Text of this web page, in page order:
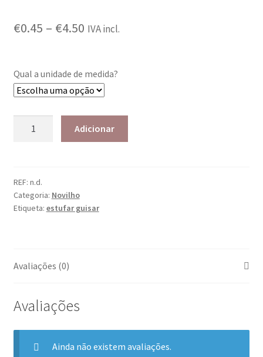
€0.45 – €4.50 IVA incl.
Qual a unidade de medida?
Adicionar
REF: n.d.
Categoria: Novilho
Etiqueta: estufar guisar
Avaliações (0)
Avaliações
Ainda não existem avaliações.